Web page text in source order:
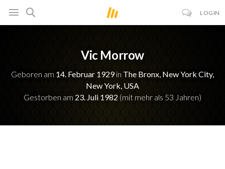
LOGIN
Vic Morrow
Geboren am 14. Februar 1929in The Bronx, New York City,
New York, USA
Gestorben am 23. Juli 1982 (mit mehr als 53 Jahren)